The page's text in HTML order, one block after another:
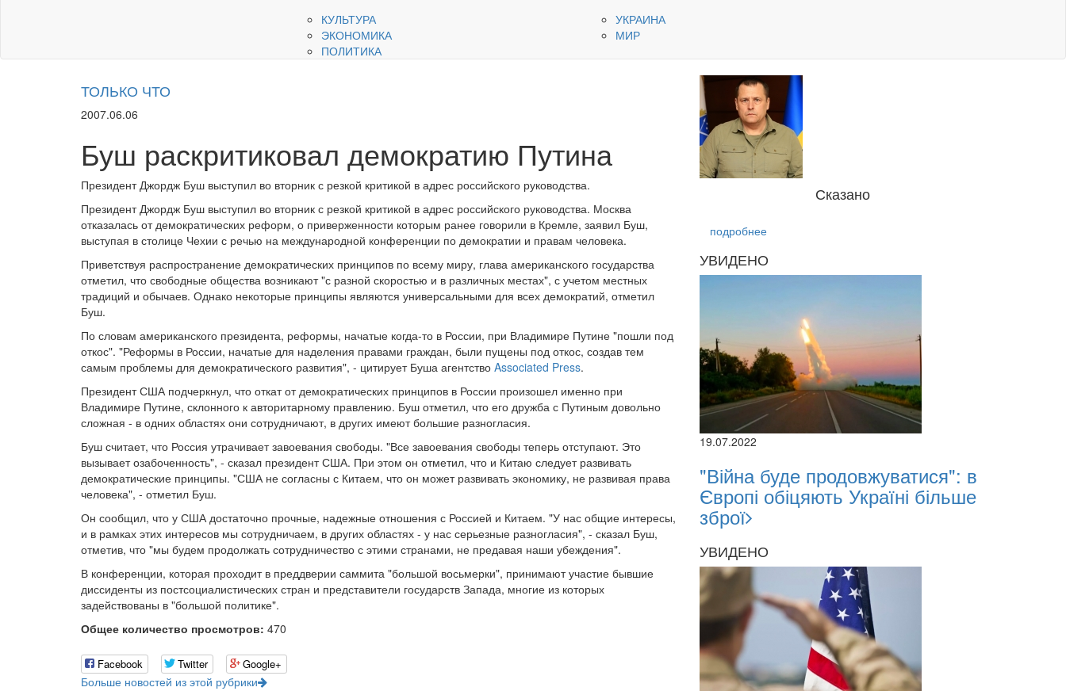
КУЛЬТУРА
ЭКОНОМИКА
ПОЛИТИКА
УКРАИНА
МИР
ТОЛЬКО ЧТО
2007.06.06
Буш раскритиковал демократию Путина
Президент Джордж Буш выступил во вторник с резкой критикой в адрес российского руководства.
Президент Джордж Буш выступил во вторник с резкой критикой в адрес российского руководства. Москва
отказалась от демократических реформ, о приверженности которым ранее говорили в Кремле, заявил Буш,
выступая в столице Чехии с речью на международной конференции по демократии и правам человека.
Приветствуя распространение демократических принципов по всему миру, глава американского государства
отметил, что свободные общества возникают "с разной скоростью и в различных местах", с учетом местных
традиций и обычаев. Однако некоторые принципы являются универсальными для всех демократий, отметил
Буш.
По словам американского президента, реформы, начатые когда-то в России, при Владимире Путине "пошли под
откос". "Реформы в России, начатые для наделения правами граждан, были пущены под откос, создав тем
самым проблемы для демократического развития", - цитирует Буша агентство Associated Press.
Президент США подчеркнул, что откат от демократических принципов в России произошел именно при
Владимире Путине, склонного к авторитарному правлению. Буш отметил, что его дружба с Путиным довольно
сложная - в одних областях они сотрудничают, в других имеют большие разногласия.
Буш считает, что Россия утрачивает завоевания свободы. "Все завоевания свободы теперь отступают. Это
вызывает озабоченность", - сказал президент США. При этом он отметил, что и Китаю следует развивать
демократические принципы. "США не согласны с Китаем, что он может развивать экономику, не развивая права
человека", - отметил Буш.
Он сообщил, что у США достаточно прочные, надежные отношения с Россией и Китаем. "У нас общие интересы,
и в рамках этих интересов мы сотрудничаем, в других областях - у нас серьезные разногласия", - сказал Буш,
отметив, что "мы будем продолжать сотрудничество с этими странами, не предавая наши убеждения".
В конференции, которая проходит в преддверии саммита "большой восьмерки", принимают участие бывшие
диссиденты из постсоциалистических стран и представители государств Запада, многие из которых
задействованы в "большой политике".
Общее количество просмотров: 470
Facebook Twitter Google+
Больше новостей из этой рубрики
Сказано
подробнее
УВИДЕНО
19.07.2022
"Війна буде продовжуватися": в
Європі обіцяють Україні більше
зброї
УВИДЕНО